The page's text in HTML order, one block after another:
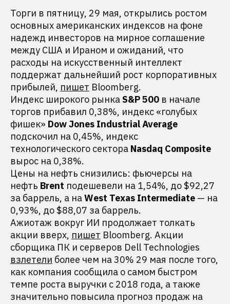
Торги в пятницу, 29 мая, открылись ростом
основных американских индексов на фоне
надежд инвесторов на мирное соглашение
между США и Ираном и ожиданий, что
расходы на искусственный интеллект
поддержат дальнейший рост корпоративных
прибылей, пишет Bloomberg.
Индекс широкого рынкаS&P 500 в начале
торгов прибавил 0,38%, индекс «голубых
фишек» Dow Jones Industrial Average
подскочил на 0,45%, индекс
технологического сектора Nasdaq Composite
вырос на 0,38%.
Цены на нефть снизились: фьючерсы на
нефть Brent подешевели на 1,54%, до $92,27
за баррель, а наWest Texas Intermediate — на
0,93%, до $88,07 за баррель.
Ажиотаж вокруг ИИ продолжает толкать
акции вверх, пишет Bloomberg. Акции
сборщика ПК и серверов Dell Technologies
взлетели более чем на 30% 29 мая после того,
как компания сообщила о самом быстром
темпе роста выручки с 2018 года, а также
значительно повысила прогноз продаж на